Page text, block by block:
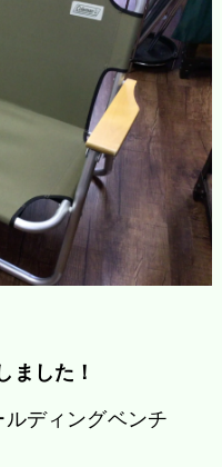
ました！
ルディングベンチ